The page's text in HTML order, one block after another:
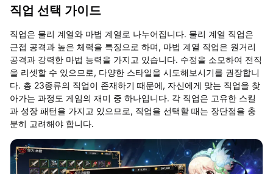
직업 선택 가이드
직업은 물리 계열와 마법 계열로 나누어집니다. 물리 계열 직업은
근접 공격과 높은 체력을 특징으로 하며, 마법 계열 직업은 원거리
공격과 강력한 마법 능력을 가지고 있습니다. 수정을 소모하여 전직
을 리셋할 수 있으므로, 다양한 스타일을 시도해보시기를 권장합니
다. 총 23종류의 직업이 존재하기 때문에, 자신에게 맞는 직업을 찾
아가는 과정도 게임의 재미 중 하나입니다. 각 직업은 고유한 스킬
과 성장 패턴을 가지고 있으므로, 직업을 선택할 때는 장단점을 충
분히 고려해야 합니다.